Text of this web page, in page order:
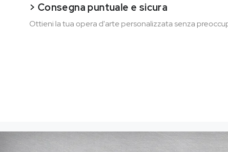
> Consegna puntuale e sicura
Ottieni la tua opera d'arte personalizzata senza